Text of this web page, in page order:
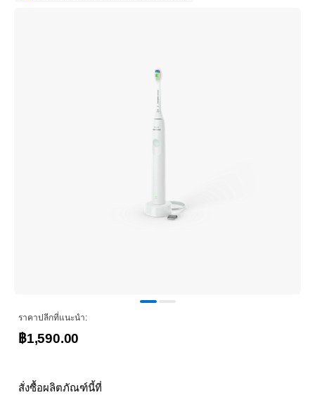
ราคาปลีกที่แนะนำ:
฿1,590.00
สั่งซื้อผลิตภัณฑ์นี้ที่